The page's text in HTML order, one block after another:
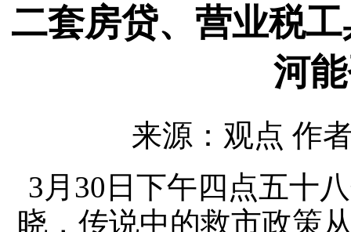
二套房贷、营业税
河
来源：观点 作
3月30日下午四点五十
晓，传说中的救市政策